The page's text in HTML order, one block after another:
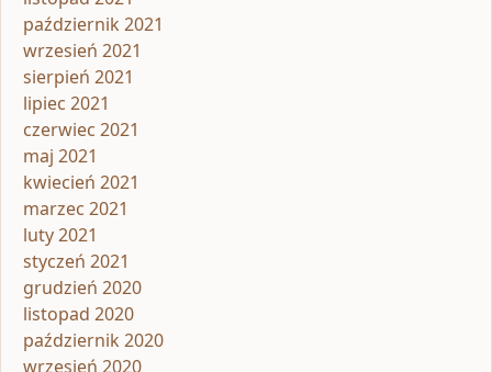
październik 2021
wrzesień 2021
sierpień 2021
lipiec 2021
czerwiec 2021
maj 2021
kwiecień 2021
marzec 2021
luty 2021
styczeń 2021
grudzień 2020
listopad 2020
październik 2020
wrzesień 2020